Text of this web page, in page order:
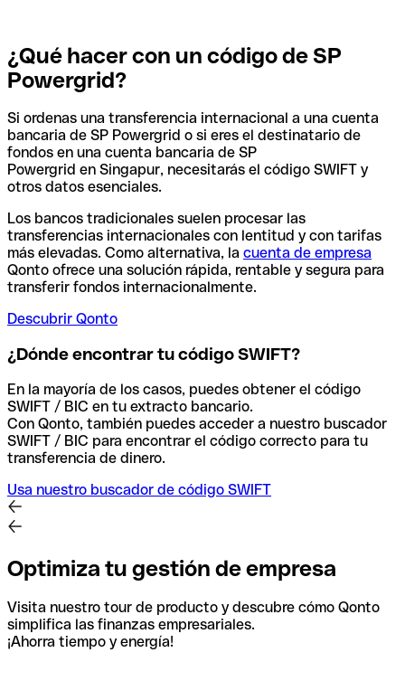
¿Qué hacer con un código de SP
Powergrid?
Si ordenas una transferencia internacional a una cuenta
bancaria de SP Powergrid o si eres el destinatario de
fondos en una cuenta bancaria de SP
Powergrid en Singapur, necesitarás el código SWIFT y
otros datos esenciales.
Los bancos tradicionales suelen procesar las
transferencias internacionales con lentitud y con tarifas
más elevadas. Como alternativa, la cuenta de empresa
Qonto ofrece una solución rápida, rentable y segura para
transferir fondos internacionalmente.
Descubrir Qonto
¿Dónde encontrar tu código SWIFT?
En la mayoría de los casos, puedes obtener el código
SWIFT / BIC en tu extracto bancario.
Con Qonto, también puedes acceder a nuestro buscador
SWIFT / BIC para encontrar el código correcto para tu
transferencia de dinero.
Usa nuestro buscador de código SWIFT
Optimiza tu gestión de empresa
Visita nuestro tour de producto y descubre cómo Qonto
simplifica las finanzas empresariales.
¡Ahorra tiempo y energía!